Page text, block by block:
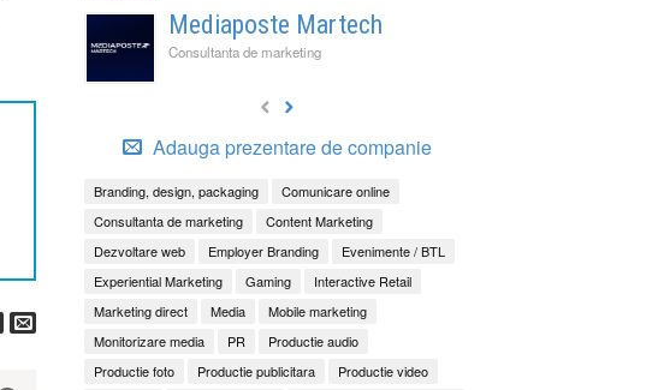
Mediaposte Martech
Consultanta de marketing
Adauga prezentare de companie
Branding, design, packaging
Comunicare online
Consultanta de marketing
Content Marketing
Dezvoltare web
Employer Branding
Evenimente / BTL
Experiential Marketing
Gaming
Interactive Retail
Marketing direct
Media
Mobile marketing
Monitorizare media
PR
Productie audio
Productie foto
Productie publicitara
Productie video